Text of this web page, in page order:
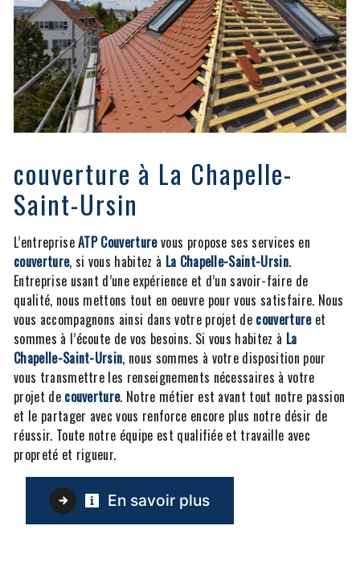
couverture à La Chapelle-
Saint-Ursin
L’entrepriseATP Couverturevous propose ses services en
couverture, si vous habitez à La Chapelle-Saint-Ursin.
Entreprise usant d’une expérience et d’un savoir-faire de
qualité, nous mettons tout en oeuvre pour vous satisfaire. Nous
vous accompagnons ainsi dans votre projet de couvertureet
sommes à l’écoute de vos besoins. Si vous habitez à La
Chapelle-Saint-Ursin, nous sommes à votre disposition pour
vous transmettre les renseignements nécessaires à votre
projet de couverture. Notre métier est avant tout notre passion
et le partager avec vous renforce encore plus notre désir de
réussir. Toute notre équipe est qualifiée et travaille avec
propreté et rigueur.
En savoir plus